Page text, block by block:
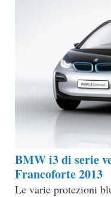
BMW i3 di serie
Francoforte 2013
Le varie protezioni